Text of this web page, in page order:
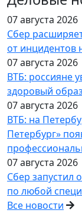
07 августа 2026
Сбер
от инцидентов
07 августа 2026
ВТБ: россияне
здоровый
07 августа 2026
ВТБ: на
Петербург»
07 августа 2026
Сбер запустил
по любой
Все новости